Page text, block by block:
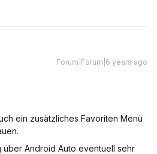
Forum|Forum|6 years ago
ein zusätzliches Favoriten Menü
Android Auto eventuell sehr